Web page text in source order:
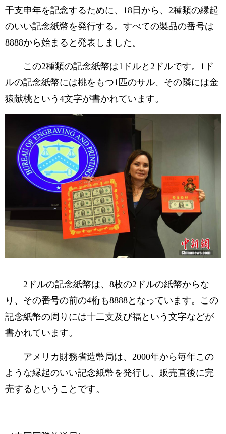
干支申年を記念するために、18日から、2種類の縁起
のいい記念紙幣を発行する。すべての製品の番号は
8888から始まると発表しました。
この2種類の記念紙幣は1ドルと2ドルです。1ド
ルの記念紙幣には桃をもつ1匹のサル、その隣には金
猿献桃という4文字が書かれています。
2ドルの記念紙幣は、8枚の2ドルの紙幣からな
り、その番号の前の4桁も8888となっています。この
記念紙幣の周りには十二支及び福という文字などが
書かれています。
アメリカ財務省造幣局は、2000年から毎年この
ような縁起のいい記念紙幣を発行し、販売直後に完
売するということです。